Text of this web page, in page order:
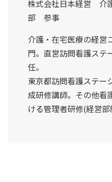
株式会社日本経営 介
部 参事
介護・在宅医療の経営
門。直営訪問看護ステ
任。
東京都訪問看護ステー
成研修講師。その他看
ける管理者研修(経営部